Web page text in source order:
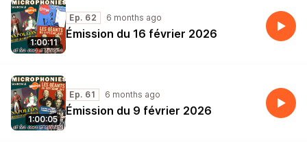
1:00:11
Ep. 62 6 months ago
Émission du 16 février 2026
1:00:05
Ep. 61 6 months ago
Émission du 9 février 2026